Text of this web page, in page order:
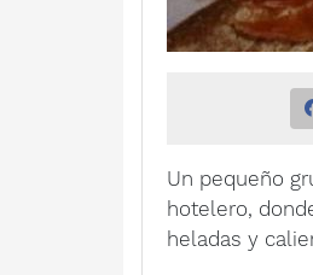
Un pequeño
hotelero,
heladas y